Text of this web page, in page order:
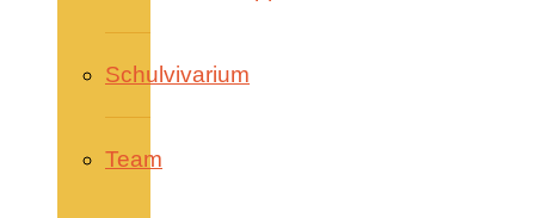
Schulvivarium
Team